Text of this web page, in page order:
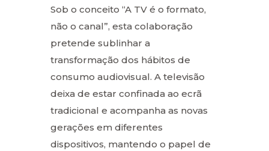
Sob o conceito “A TV é o formato,
não o canal”, esta colaboração
pretende sublinhar a
transformação dos hábitos de
consumo audiovisual. A televisão
deixa de estar confinada ao ecrã
tradicional e acompanha as novas
gerações em diferentes
dispositivos, mantendo o papel de